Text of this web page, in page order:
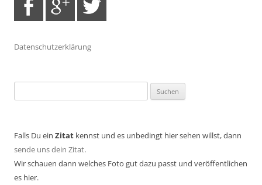
Datenschutzerklärung
nach:
Falls Du ein Zitat kennst und es unbedingt hier sehen willst, dann
sende uns dein Zitat.
Wir schauen dann welches Foto gut dazu passt und veröffentlichen
es hier.